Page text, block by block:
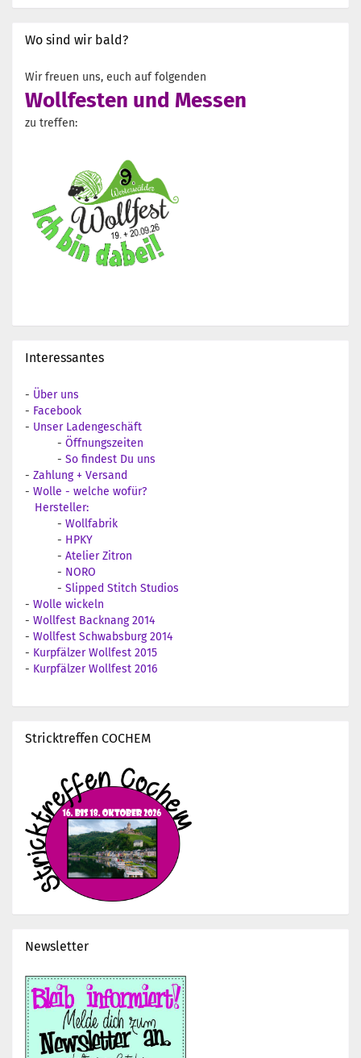
Wo sind wir bald?
Wir freuen uns, euch auf folgenden
Wollfesten und Messen
zu treffen:
Interessantes
- Über uns
- Facebook
- Unser Ladengeschäft
- Öffnungszeiten
- So findest Du uns
- Zahlung + Versand
- Wolle - welche wofür?
Hersteller:
- Wollfabrik
- HPKY
- Atelier Zitron
- NORO
- Slipped Stitch Studios
- Wolle wickeln
- Wollfest Backnang 2014
- Wollfest Schwabsburg 2014
- Kurpfälzer Wollfest 2015
- Kurpfälzer Wollfest 2016
Stricktreffen COCHEM
Newsletter